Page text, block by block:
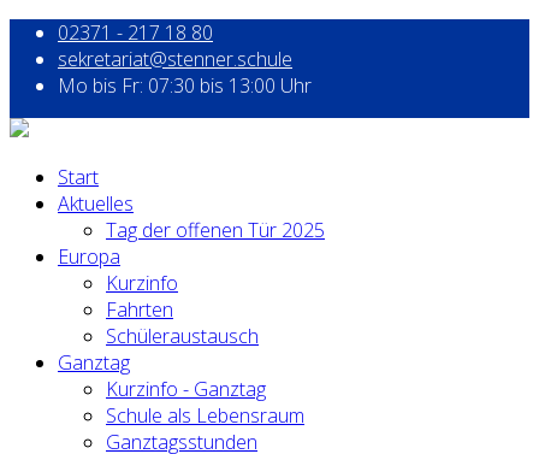
02371 - 217 18 80
sekretariat@stenner.schule
Mo bis Fr: 07:30 bis 13:00 Uhr
Start
Aktuelles
Tag der offenen Tür 2025
Europa
Kurzinfo
Fahrten
Schüleraustausch
Ganztag
Kurzinfo - Ganztag
Schule als Lebensraum
Ganztagsstunden